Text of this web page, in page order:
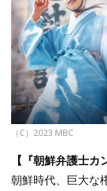
（C）2023 MBC
【『朝鮮弁護士
朝鮮時代、巨大な